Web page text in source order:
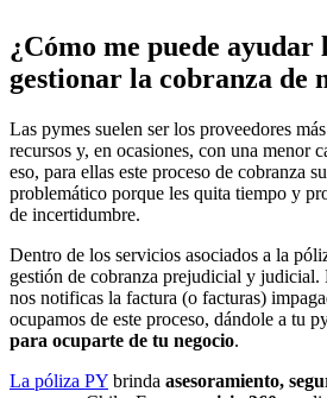
¿Cómo me puede ayudar
gestionar la cobranza de
Las pymes suelen ser los proveedores
recursos y, en ocasiones, con una menor
eso, para ellas este proceso de cobranza
problemático porque les quita tiempo y
de incertidumbre.
Dentro de los servicios asociados a la
gestión de cobranza prejudicial y judicial.
nos notificas la factura (o facturas)
ocupamos de este proceso, dándole a tu
para ocuparte de tu negocio.
La póliza PY brinda asesoramiento,